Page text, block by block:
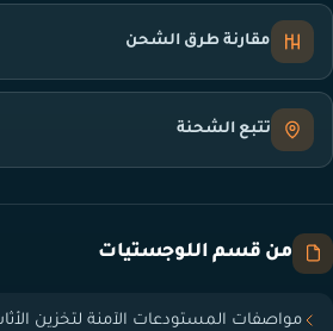
مقارنة طرق الشحن
تتبع الشحنة
من قسم اللوجستيات
مواصفات المستودعات الآمنة لتخزين